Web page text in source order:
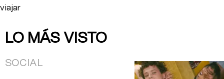
viajar
LO MÁS VISTO
SOCIAL